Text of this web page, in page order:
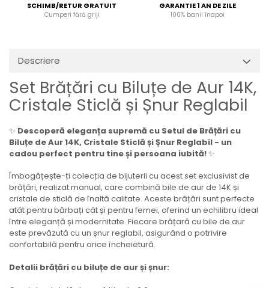
SCHIMB/RETUR GRATUIT
Cumperi fără griji
GARANTIE 1 AN DE ZILE
100% banii înapoi
Descriere
Set Brățări cu Biluțe de Aur 14K,
Cristale Sticlă și Șnur Reglabil
✨ Descoperă eleganța supremă cu Setul de Brățări cu
Biluțe de Aur 14K, Cristale Sticlă și Șnur Reglabil - un
cadou perfect pentru tine și persoana iubită!✨
Îmbogățește-ți colecția de bijuterii cu acest set exclusivist de
brățări, realizat manual, care combină bile de aur de 14K și
cristale de sticlă de înaltă calitate. Aceste brățări sunt perfecte
atât pentru bărbați cât și pentru femei, oferind un echilibru ideal
între eleganță și modernitate. Fiecare brățară cu bile de aur
este prevăzută cu un șnur reglabil, asigurând o potrivire
confortabilă pentru orice încheietură.
Detalii brățări cu biluțe de aur și șnur: